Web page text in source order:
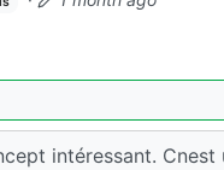
intéressant. Cnest